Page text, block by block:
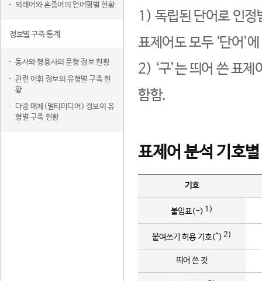
외래어와 혼종어의 언어명별 현황
정보별 구축 통계
동사와 형용사의 문형 정보 현황
관련 어휘 정보의 유형별 구축 현
황
다중 매체(멀티미디어) 정보의 유
형별 구축 현황
1) 독립된 단어로 인정
표제어도 모두 ‘단어’
2) ‘구’는 띄어 쓴 표
함함.
표제어 분석 기호
기호
붙임표(-) 1)
붙여쓰기 허용 기호(^) 2)
띄어 쓴 것